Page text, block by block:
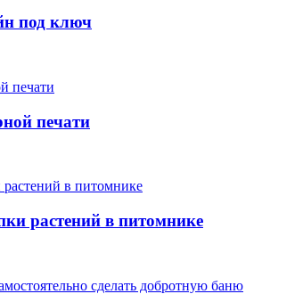
под ключ
печати
растений в питомнике
сделать добротную баню